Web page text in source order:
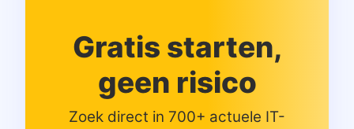
Gratis starten,
geen risico
Zoek direct in 700+ actuele IT-